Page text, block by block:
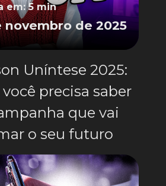
em: 5 min
novembro de 2025
Uníntese 2025:
precisa saber
que vai
o seu futuro